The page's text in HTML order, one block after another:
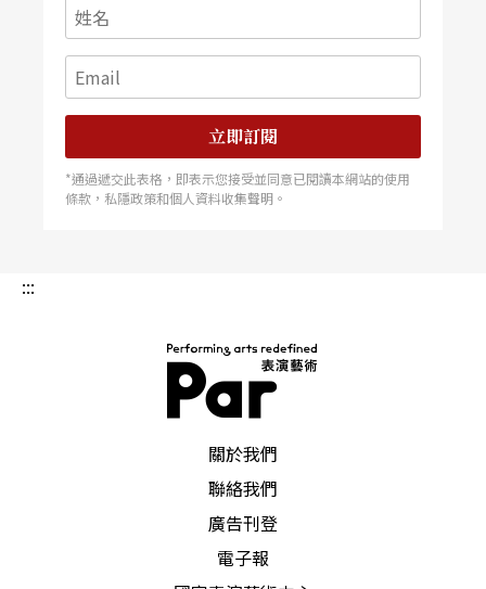
立即訂閱
*通過遞交此表格，即表示您接受並同意已閱讀本網站的使用
條款，私隱政策和個人資料收集聲明。
:::
關於我們
聯絡我們
廣告刊登
電子報